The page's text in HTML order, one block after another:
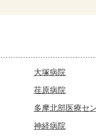
大塚病院
荏原病院
多摩北部医療セ
神経病院